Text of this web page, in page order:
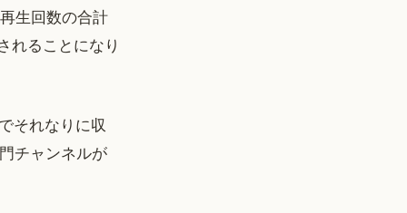
生回数の合計
れることになり
それなりに収
チャンネルが